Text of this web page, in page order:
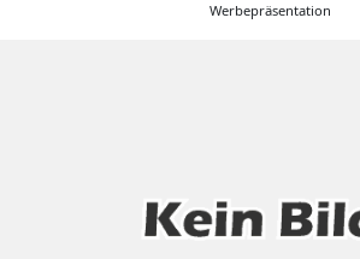
Werbepräsentation